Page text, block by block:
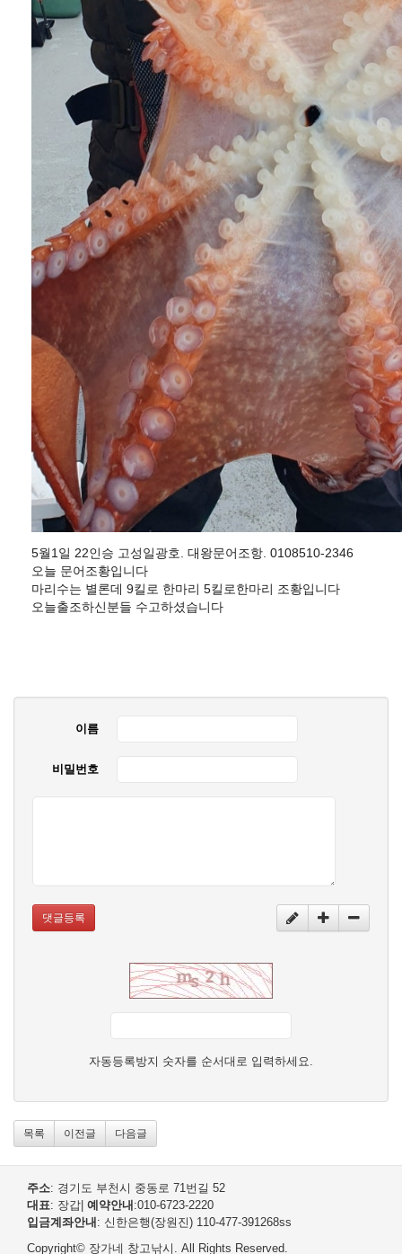
5월1일 22인승 고성일광호. 대왕문어조항. 0108510-2346
오늘 문어조황입니다
마리수는 별론데 9킬로 한마리 5킬로한마리 조황입니다
오늘출조하신분들 수고하셨습니다
이름
비밀번호
댓글등록
자동등록방지 숫자를 순서대로 입력하세요.
목록 이전글 다음글
주소: 경기도 부천시 중동로 71번길 52
대표: 장갑 예약안내 :010-6723-2220
입금계좌안내 : 신한은행(장원진) 110-477-391268ss
Copyright© 장가네 창고낚시. All Rights Reserved.